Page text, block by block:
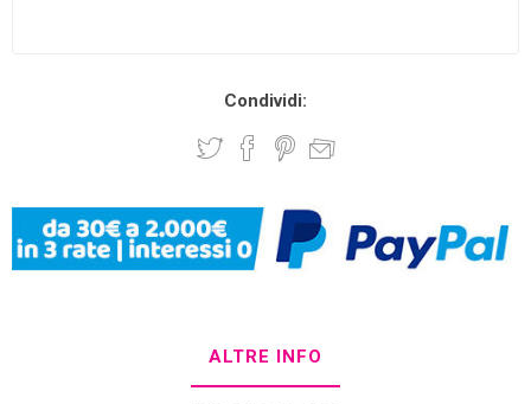
Condividi:
ALTRE INFO